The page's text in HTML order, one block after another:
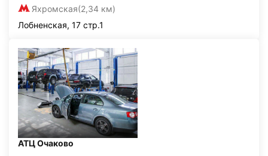
Яхромская(2,34 км)
Лобненская, 17 стр.1
АТЦ Очаково